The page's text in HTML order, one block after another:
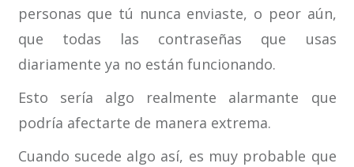
personas que tú nunca enviaste, o peor aún,
que todas las contraseñas que usas
diariamente ya no están funcionando.
Esto sería algo realmente alarmante que
podría afectarte de manera extrema.
Cuando sucede algo así, es muy probable que